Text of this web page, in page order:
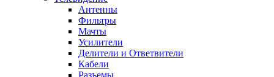
Антенны
Фильтры
Мачты
Усилители
Делители и Ответвители
Кабели